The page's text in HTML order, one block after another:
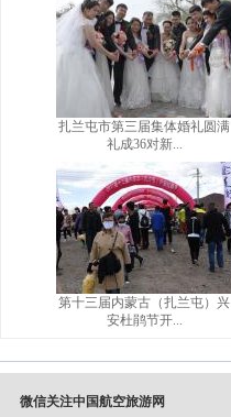
扎兰屯市第三届集体婚礼圆满
礼成36对新...
第十三届内蒙古（扎兰屯）兴
安杜鹃节开...
微信关注中国航空旅游网